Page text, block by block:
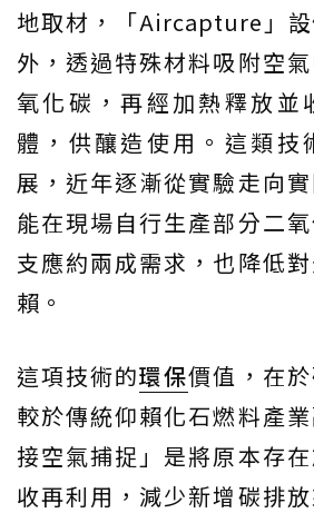
地取材，「Aircapture」設
外，透過特殊材料吸附空
氧化碳，再經加熱釋放並
體，供釀造使用。這類技
展，近年逐漸從實驗走向
能在現場自行生產部分二
支應約兩成需求，也降低
賴。
這項技術的環保價值，在
較於傳統仰賴化石燃料產
接空氣捕捉」是將原本存
收再利用，減少新增碳排